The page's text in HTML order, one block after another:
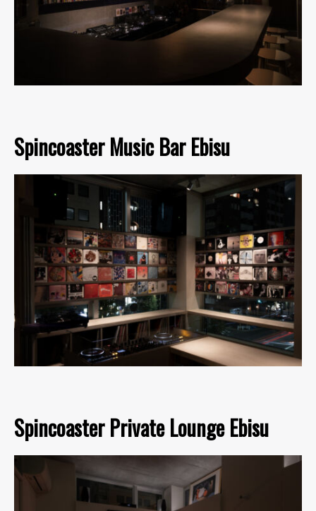
Spincoaster Music Bar Ebisu
Spincoaster Private Lounge Ebisu